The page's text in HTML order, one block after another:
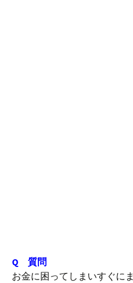
Q 質問
お金に困ってしまいすぐに